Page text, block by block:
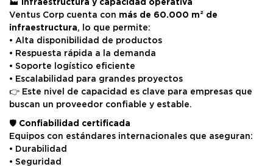
Ventus Corp cuenta con más de 60.000 m² de
infraestructura, lo que permite:
• Alta disponibilidad de productos
• Respuesta rápida a la demanda
• Soporte logístico eficiente
• Escalabilidad para grandes proyectos
👉 Este nivel de capacidad es clave para empresas que
buscan un proveedor confiable y estable.
🛡️ Confiabilidad certificada
Equipos con estándares internacionales que aseguran:
• Durabilidad
• Seguridad